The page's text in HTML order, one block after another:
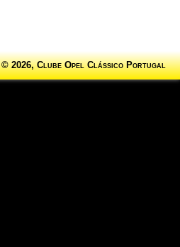
2026, Clube Opel Clássico Portugal